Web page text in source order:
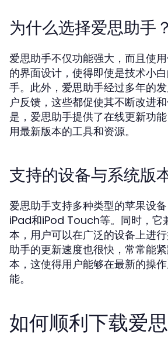
为什么选择爱思助手？
爱思助手不仅功能强大，而且使
的界面设计，使得即使是技术小
手。此外，爱思助手经过多年的
户反馈，这些都促使其不断改进
是，爱思助手提供了在线更新功
用最新版本的工具和资源。
支持的设备与系统版
爱思助手支持多种类型的苹果设备
iPad和iPod Touch等。同时，它
本，用户可以在广泛的设备上进
助手的更新速度也很快，常常能
本，这使得用户能够在最新的操
能。
如何顺利下载爱